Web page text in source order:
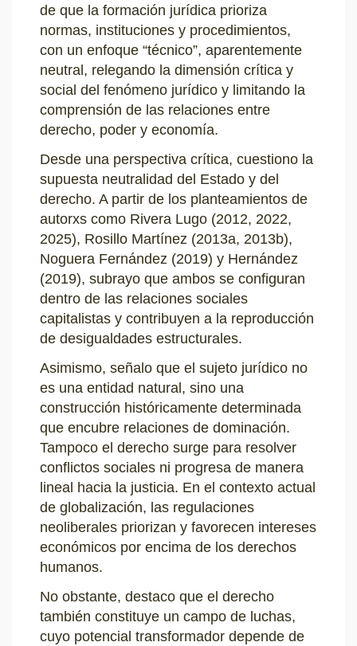
de que la formación jurídica prioriza
normas, instituciones y procedimientos,
con un enfoque “técnico”, aparentemente
neutral, relegando la dimensión crítica y
social del fenómeno jurídico y limitando la
comprensión de las relaciones entre
derecho, poder y economía.
Desde una perspectiva crítica, cuestiono la
supuesta neutralidad del Estado y del
derecho. A partir de los planteamientos de
autorxs como Rivera Lugo (2012, 2022,
2025), Rosillo Martínez (2013a, 2013b),
Noguera Fernández (2019) y Hernández
(2019), subrayo que ambos se configuran
dentro de las relaciones sociales
capitalistas y contribuyen a la reproducción
de desigualdades estructurales.
Asimismo, señalo que el sujeto jurídico no
es una entidad natural, sino una
construcción históricamente determinada
que encubre relaciones de dominación.
Tampoco el derecho surge para resolver
conflictos sociales ni progresa de manera
lineal hacia la justicia. En el contexto actual
de globalización, las regulaciones
neoliberales priorizan y favorecen intereses
económicos por encima de los derechos
humanos.
No obstante, destaco que el derecho
también constituye un campo de luchas,
cuyo potencial transformador depende de